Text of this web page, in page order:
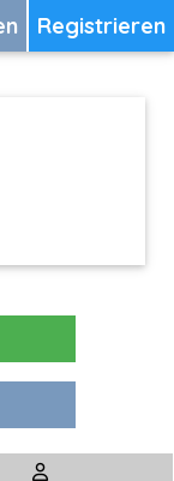
Registrieren